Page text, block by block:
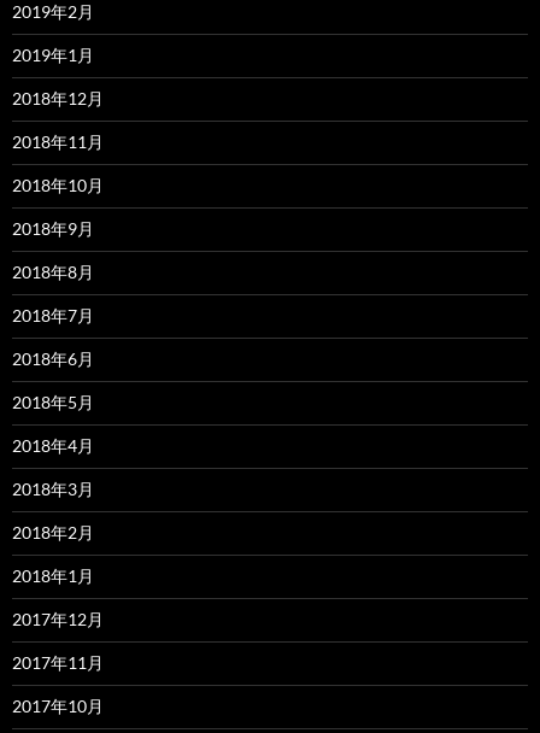
2019年2月
2019年1月
2018年12月
2018年11月
2018年10月
2018年9月
2018年8月
2018年7月
2018年6月
2018年5月
2018年4月
2018年3月
2018年2月
2018年1月
2017年12月
2017年11月
2017年10月